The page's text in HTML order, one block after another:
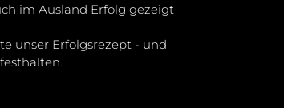
im Ausland Erfolg gezeigt
unser Erfolgsrezept - und